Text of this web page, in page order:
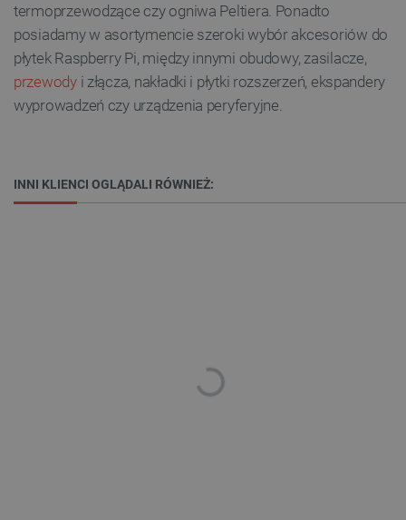
termoprzewodzące czy ogniwa Peltiera. Ponadto
posiadamy w asortymencie szeroki wybór akcesoriów do
płytek Raspberry Pi, między innymi obudowy, zasilacze,
przewodyi złącza, nakładki i płytki rozszerzeń, ekspandery
wyprowadzeń czy urządzenia peryferyjne.
INNI KLIENCI OGLĄDALI RÓWNIEŻ:
Bez niezbędnych plików cookie nie można
prawidłowo korzystać ze strony internetowej.
Nazwa
Domena
PrestaShop-[abcdef0123456789]{32} .botland.com.pl